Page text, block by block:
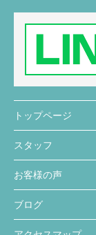
トップページ
スタッフ
お客様の声
ブログ